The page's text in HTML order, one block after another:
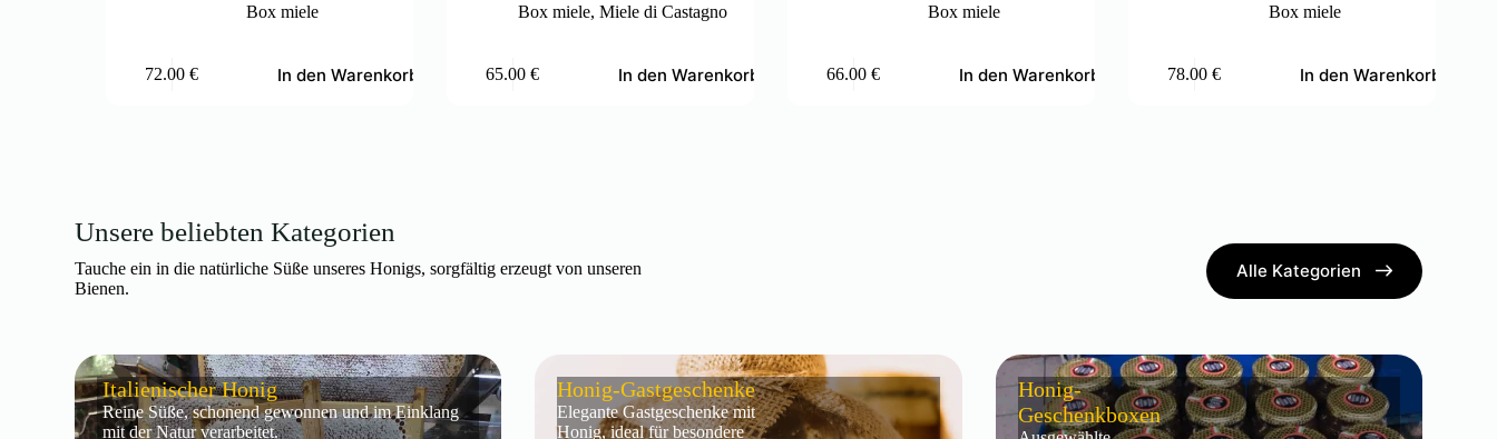
Box miele
72.00 € In den Warenkorb
Box miele, Miele di Castagno
65.00 € In den Warenkorb
Box miele
66.00 € In den Warenkorb
Box miele
78.00 € In den Warenkorb
Unsere beliebten Kategorien
Tauche ein in die natürliche Süße unseres Honigs, sorgfältig erzeugt von unseren
Bienen.
Alle Kategorien
Italienischer Honig
Reine Süße, schonend gewonnen und im Einklang
mit der Natur verarbeitet.
Honig-Gastgeschenke
Elegante Gastgeschenke mit
Honig, ideal für besondere
Honig-
Geschenkboxen